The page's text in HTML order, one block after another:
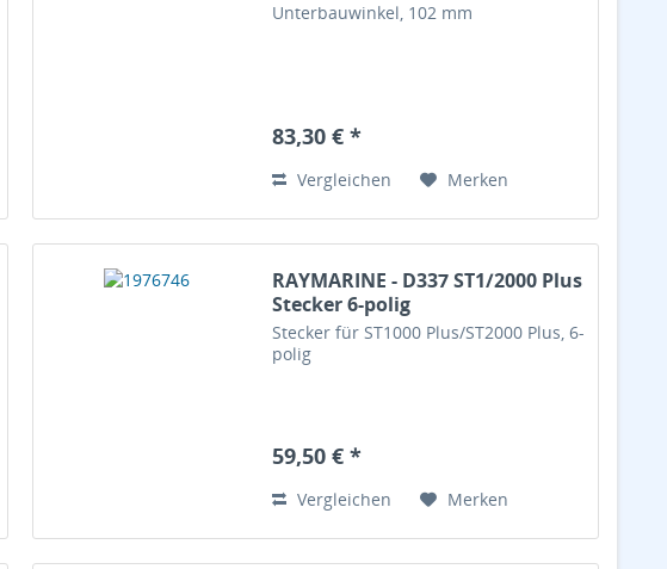
Unterbauwinkel, 102 mm
83,30 € *
Vergleichen Merken
RAYMARINE - D337 ST1/2000 Plus
Stecker 6-polig
Stecker für ST1000 Plus/ST2000 Plus, 6-
polig
59,50 € *
Vergleichen Merken